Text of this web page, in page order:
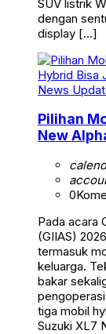
SUV listrik
dengan
display […]
News
Pilihan
New
0
Pada acara
(GIIAS)
termasuk
keluarga.
bakar
tiga mobil
Suzuki XL7